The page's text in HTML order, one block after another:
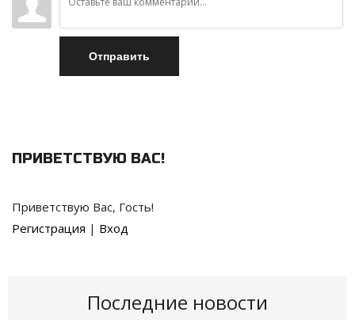
Отправить
ПРИВЕТСТВУЮ ВАС!
Приветствую Вас, Гость!
Регистрация | Вход
Последние новости